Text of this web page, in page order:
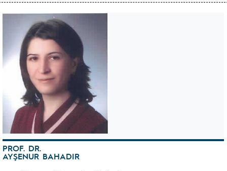
PROF. DR.
AYŞENUR BAHADIR